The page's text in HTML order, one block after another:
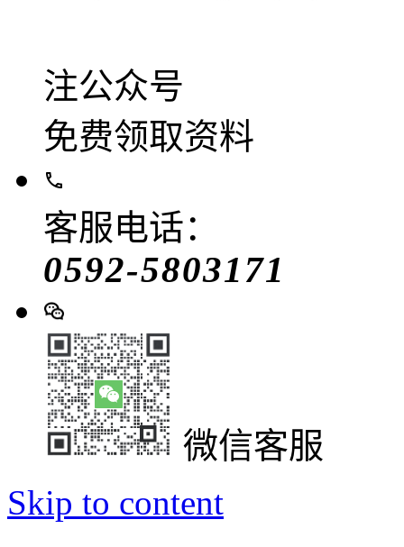
注公众号
免费领取资料
客服电话：
0592-5803171
微信客服
Skip to content